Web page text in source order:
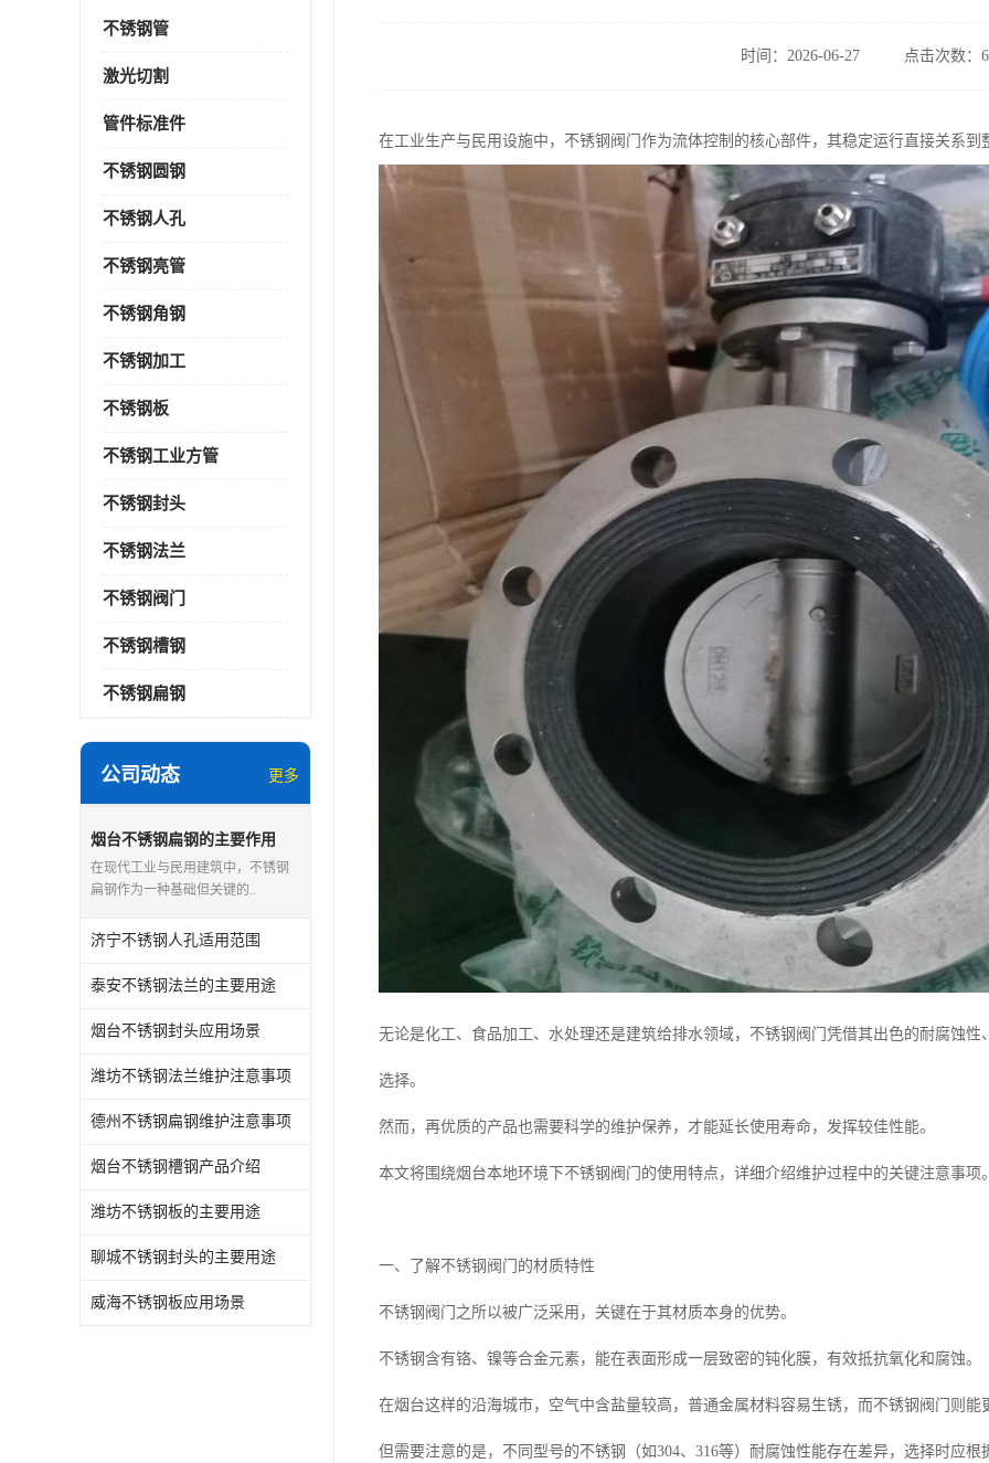
不锈钢管
激光切割
管件标准件
不锈钢圆钢
不锈钢人孔
不锈钢亮管
不锈钢角钢
不锈钢加工
不锈钢板
不锈钢工业方管
不锈钢封头
不锈钢法兰
不锈钢阀门
不锈钢槽钢
不锈钢扁钢
公司动态 更多
烟台不锈钢扁钢的主要作用
在现代工业与民用建筑中，不锈钢
扁钢作为一种基础但关键的..
济宁不锈钢人孔适用范围
泰安不锈钢法兰的主要用途
烟台不锈钢封头应用场景
潍坊不锈钢法兰维护注意事项
德州不锈钢扁钢维护注意事项
烟台不锈钢槽钢产品介绍
潍坊不锈钢板的主要用途
聊城不锈钢封头的主要用途
威海不锈钢板应用场景
时间：2026-06-27 点击次数：
在工业生产与民用设施中，不锈钢阀门作为流体控制的核心部件，其稳定运行直接关系到
无论是化工、食品加工、水处理还是建筑给排水领域，不锈钢阀门凭借其出色的耐腐蚀
选择。
然而，再优质的产品也需要科学的维护保养，才能延长使用寿命，发挥较佳性能。
本文将围绕烟台本地环境下不锈钢阀门的使用特点，详细介绍维护过程中的关键注意事项。
一、了解不锈钢阀门的材质特性
不锈钢阀门之所以被广泛采用，关键在于其材质本身的优势。
不锈钢含有铬、镍等合金元素，能在表面形成一层致密的钝化膜，有效抵抗氧化和腐蚀。
在烟台这样的沿海城市，空气中含盐量较高，普通金属材料容易生锈，而不锈钢阀门则能
但需要注意的是，不同型号的不锈钢（如304、316等）耐腐蚀性能存在差异，选择时应根